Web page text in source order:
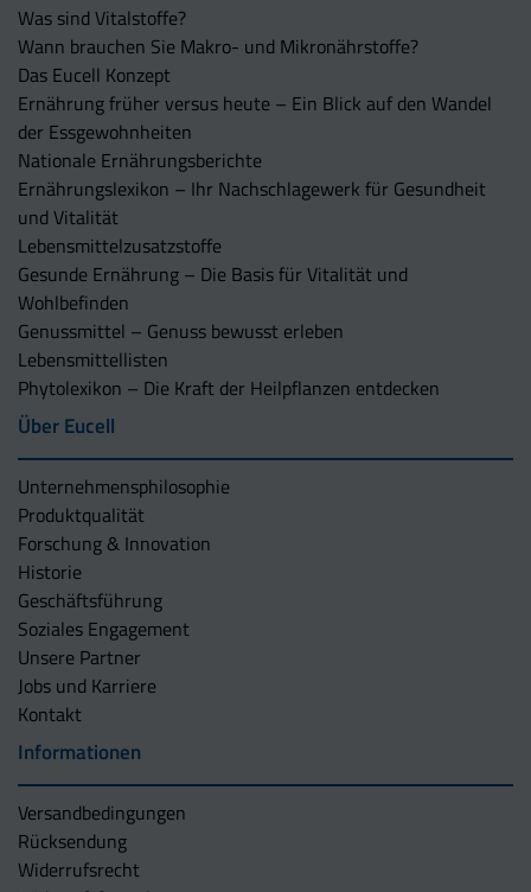
Was sind Vitalstoffe?
Wann brauchen Sie Makro- und Mikronährstoffe?
Das Eucell Konzept
Ernährung früher versus heute – Ein Blick auf den Wandel
der Essgewohnheiten
Nationale Ernährungsberichte
Ernährungslexikon – Ihr Nachschlagewerk für Gesundheit
und Vitalität
Lebensmittelzusatzstoffe
Gesunde Ernährung – Die Basis für Vitalität und
Wohlbefinden
Genussmittel – Genuss bewusst erleben
Lebensmittellisten
Phytolexikon – Die Kraft der Heilpflanzen entdecken
Über Eucell
Unternehmens­philosophie
Produktqualität
Forschung & Innovation
Historie
Geschäftsführung
Soziales Engagement
Unsere Partner
Jobs und Karriere
Kontakt
Informationen
Versandbedingungen
Rücksendung
Widerrufsrecht